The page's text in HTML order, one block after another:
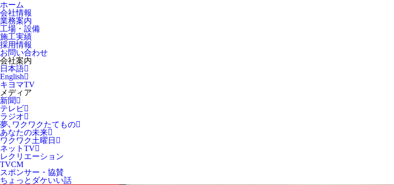
ホーム
会社情報
業務案内
工場・設備
施工実績
採用情報
お問い合わせ
会社案内
日本語
English
キヨマTV
メディア
新聞
テレビ
ラジオ
夢､ワクワクたてもの
あなたの未来
ワクワク土曜日
ネットTV
レクリエーション
TVCM
スポンサー・協賛
ちょっとダケいい話